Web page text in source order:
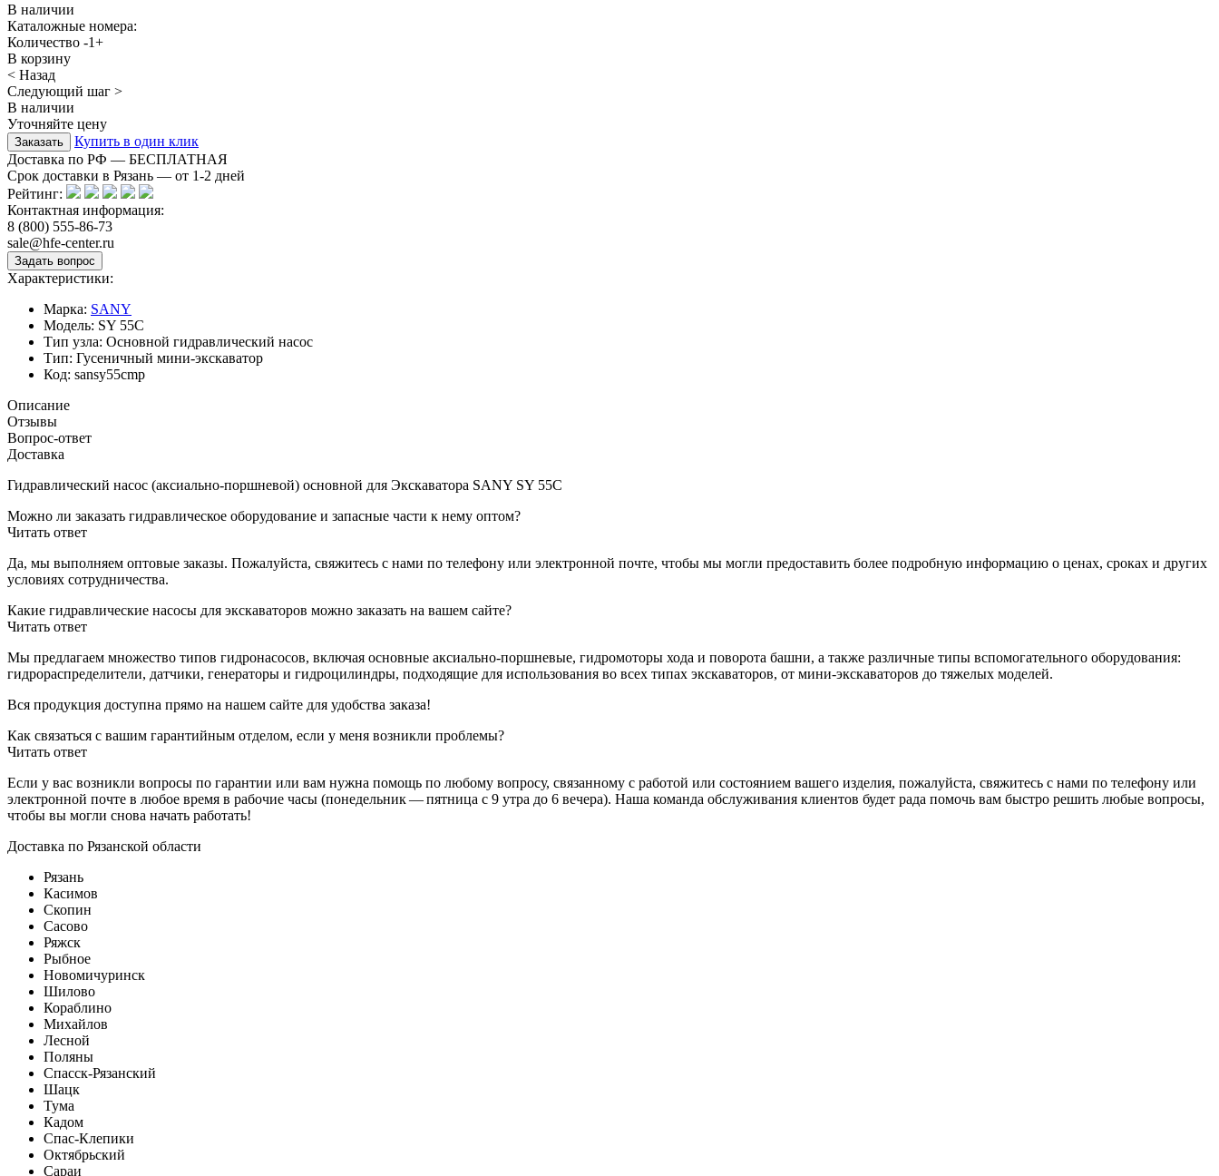
В наличии
Каталожные номера:
Количество -1+
В корзину
< Назад
Следующий шаг >
В наличии
Уточняйте цену
Купить в один клик
Доставка по РФ — БЕСПЛАТНАЯ
Срок доставки в Рязань — от 1-2 дней
Рейтинг:
Контактная информация:
8 (800) 555-86-73
sale@hfe-center.ru
Характеристики:
Марка: SANY
Модель: SY 55C
Тип узла: Основной гидравлический насос
Тип: Гусеничный мини-экскаватор
Код: sansy55cmp
Описание
Отзывы
Вопрос-ответ
Доставка
Гидравлический насос (аксиально-поршневой) основной для Экскаватора SANY SY 55C
Можно ли заказать гидравлическое оборудование и запасные части к нему оптом?
Читать ответ
Да, мы выполняем оптовые заказы. Пожалуйста, свяжитесь с нами по телефону или электронной почте, чтобы мы могли предоставить более подробную информацию о ценах, сроках и других
условиях сотрудничества.
Какие гидравлические насосы для экскаваторов можно заказать на вашем сайте?
Читать ответ
Мы предлагаем множество типов гидронасосов, включая основные аксиально-поршневые, гидромоторы хода и поворота башни, а также различные типы вспомогательного оборудования:
гидрораспределители, датчики, генераторы и гидроцилиндры, подходящие для использования во всех типах экскаваторов, от мини-экскаваторов до тяжелых моделей.
Вся продукция доступна прямо на нашем сайте для удобства заказа!
Как связаться с вашим гарантийным отделом, если у меня возникли проблемы?
Читать ответ
Если у вас возникли вопросы по гарантии или вам нужна помощь по любому вопросу, связанному с работой или состоянием вашего изделия, пожалуйста, свяжитесь с нами по телефону или
электронной почте в любое время в рабочие часы (понедельник — пятница с 9 утра до 6 вечера). Наша команда обслуживания клиентов будет рада помочь вам быстро решить любые вопросы,
чтобы вы могли снова начать работать!
Доставка по Рязанской области
Рязань
Касимов
Скопин
Сасово
Ряжск
Рыбное
Новомичуринск
Шилово
Кораблино
Михайлов
Лесной
Поляны
Спасск-Рязанский
Шацк
Тума
Кадом
Спас-Клепики
Октябрьский
Сараи